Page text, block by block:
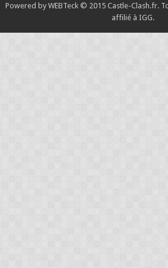
Powered by WEBTeck© 2015 Castle-Clash.fr.
affilié à IGG.